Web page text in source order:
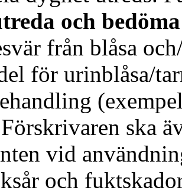
och bedöma
från blåsa
för urinblåsa/
ska
vid
och